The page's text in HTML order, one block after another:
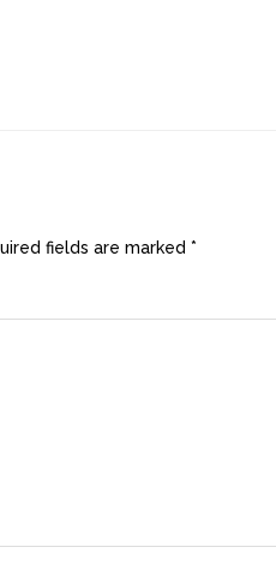
fields are marked *